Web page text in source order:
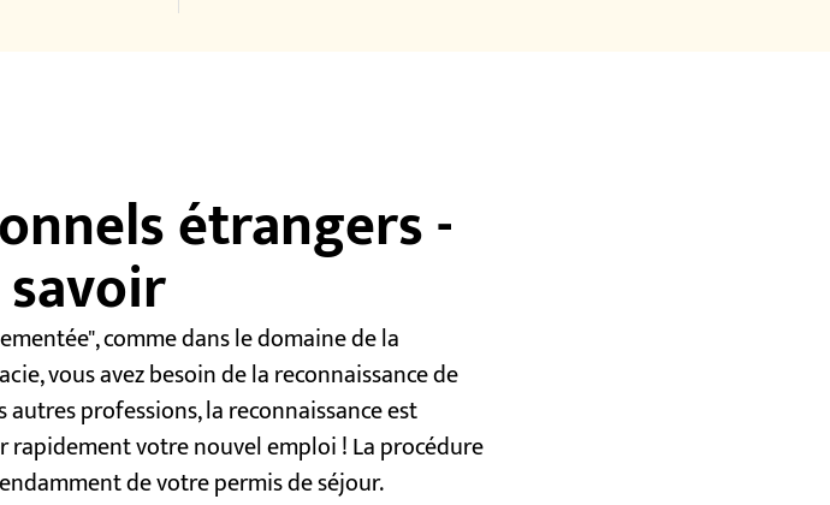
étrangers -
comme dans le domaine de la
vous avez besoin de la reconnaissance de
professions, la reconnaissance est
votre nouvel emploi ! La procédure
de votre permis de séjour.